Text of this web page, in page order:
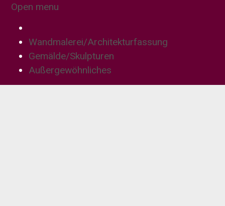
Open menu
Wandmalerei/Architekturfassung
Gemälde/Skulpturen
Außergewöhnliches